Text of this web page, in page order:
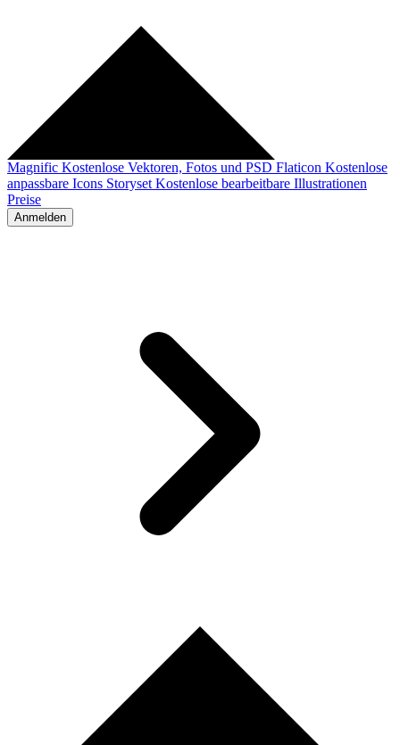
Magnific Kostenlose Vektoren, Fotos und PSD Flaticon Kostenlose
anpassbare Icons Storyset Kostenlose bearbeitbare Illustrationen
Preise
Anmelden